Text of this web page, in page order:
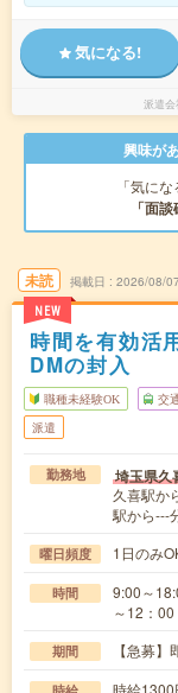
気になる!
派遣会
興味が
「気に
「面談
未読
NEW
掲載日 2026/08/07
時間を有効活
DMの封入
職種未経験OK 交
派遣
勤務地 埼玉県久
久喜駅か
駅から---
曜日頻度 1日のみ
時間
9:00～
～12：
期間 【急募
時給